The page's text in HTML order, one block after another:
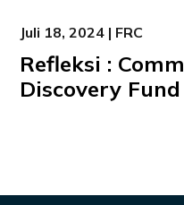
Juli 18, 2024 | FRC
Refleksi :
Discovery Fund